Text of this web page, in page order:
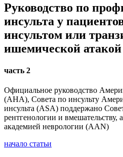
Руководство по
инсульта у
инсультом или
ишемической атакой
часть 2
Официальное руководство
(AHA), Совета по инсульту
инсульта (ASA) поддержано
рентгенологии и вмешательству,
академией неврологии (AAN)
начало статьи